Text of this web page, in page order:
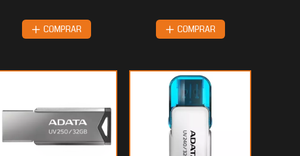
COMPRAR COMPRAR